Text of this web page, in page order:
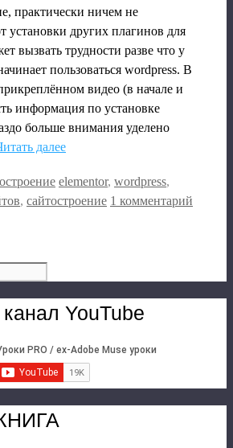
практически ничем не
установки других плагинов для
вызвать трудности разве что у
пользоваться wordpress. В
видео (в начале и
информация по установке
больше внимания уделено
далее
Метки
elementor, wordpress,
, сайтостроение 1 комментарий
YouTube